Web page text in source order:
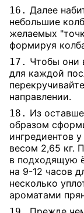
16. Далее
небольшие
желаемых
формируя
17. Чтобы они
для каждой
направлении.
18. Из
образом
ингредиентов
весом 2,65 кг.
в подходящую
на 9-12 часов
несколько
ароматами